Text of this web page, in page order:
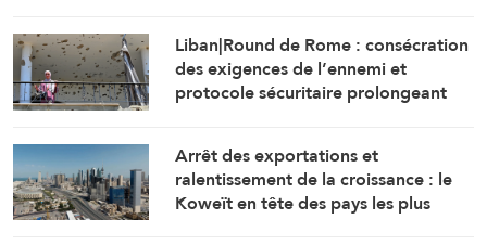
Liban|Round de Rome : consécration
des exigences de l’ennemi et
protocole sécuritaire prolongeant
Arrêt des exportations et
ralentissement de la croissance : le
Koweït en tête des pays les plus